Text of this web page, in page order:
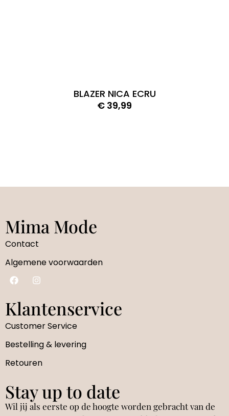
BLAZER NICA ECRU
€ 39,99
Mima Mode
Contact
Algemene voorwaarden
Klantenservice
Customer Service
Bestelling & levering
Retouren
Stay up to date
Wil jij als eerste op de hoogte worden gebracht van de